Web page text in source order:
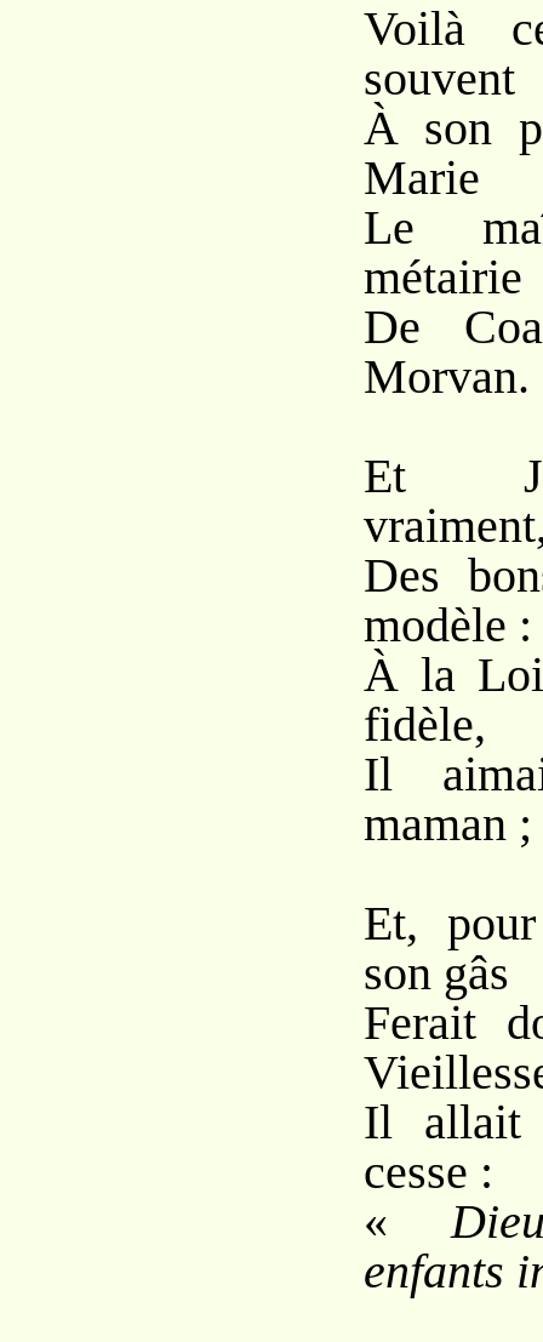
Voilà
souvent
À son
Marie
Le
métairie
De
Morvan.
Et
Des
modèle :
À la
fidèle,
Il
maman ;
Et,
son gâs
Ferait
Il allait
cesse :
«
enfants